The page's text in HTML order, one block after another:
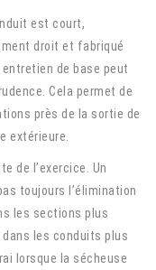
est court,
droit et fabriqué
de base peut
Cela permet de
près de la sortie de
extérieure.
de l’exercice. Un
toujours l’élimination
les sections plus
les conduits plus
lorsque la sécheuse